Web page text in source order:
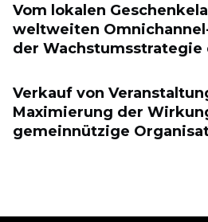
Vom lokalen
weltweiten
der Wachstumsstrategie
Verkauf von
Maximierung der
gemeinnützige